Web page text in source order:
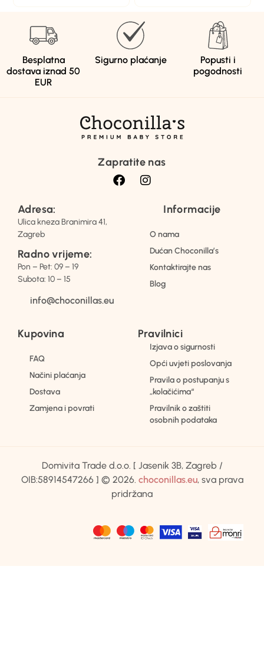
Besplatna
dostava iznad 50
EUR
Sigurno plaćanje
Popusti i
pogodnosti
Zapratite nas
Adresa:
Ulica kneza Branimira 41,
Zagreb
Radno vrijeme:
Pon – Pet: 09 – 19
Subota: 10 – 15
info@choconillas.eu
Informacije
O nama
Dućan Choconilla’s
Kontaktirajte nas
Blog
Kupovina
FAQ
Načini plaćanja
Dostava
Zamjena i povrati
Pravilnici
Izjava o sigurnosti
Opći uvjeti poslovanja
Pravila o postupanju s
„kolačićima“
Pravilnik o zaštiti
osobnih podataka
Domivita Trade d.o.o. [ Jasenik 3B, Zagreb /
OIB:58914547266 ] © 2026. choconillas.eu, sva prava
pridržana